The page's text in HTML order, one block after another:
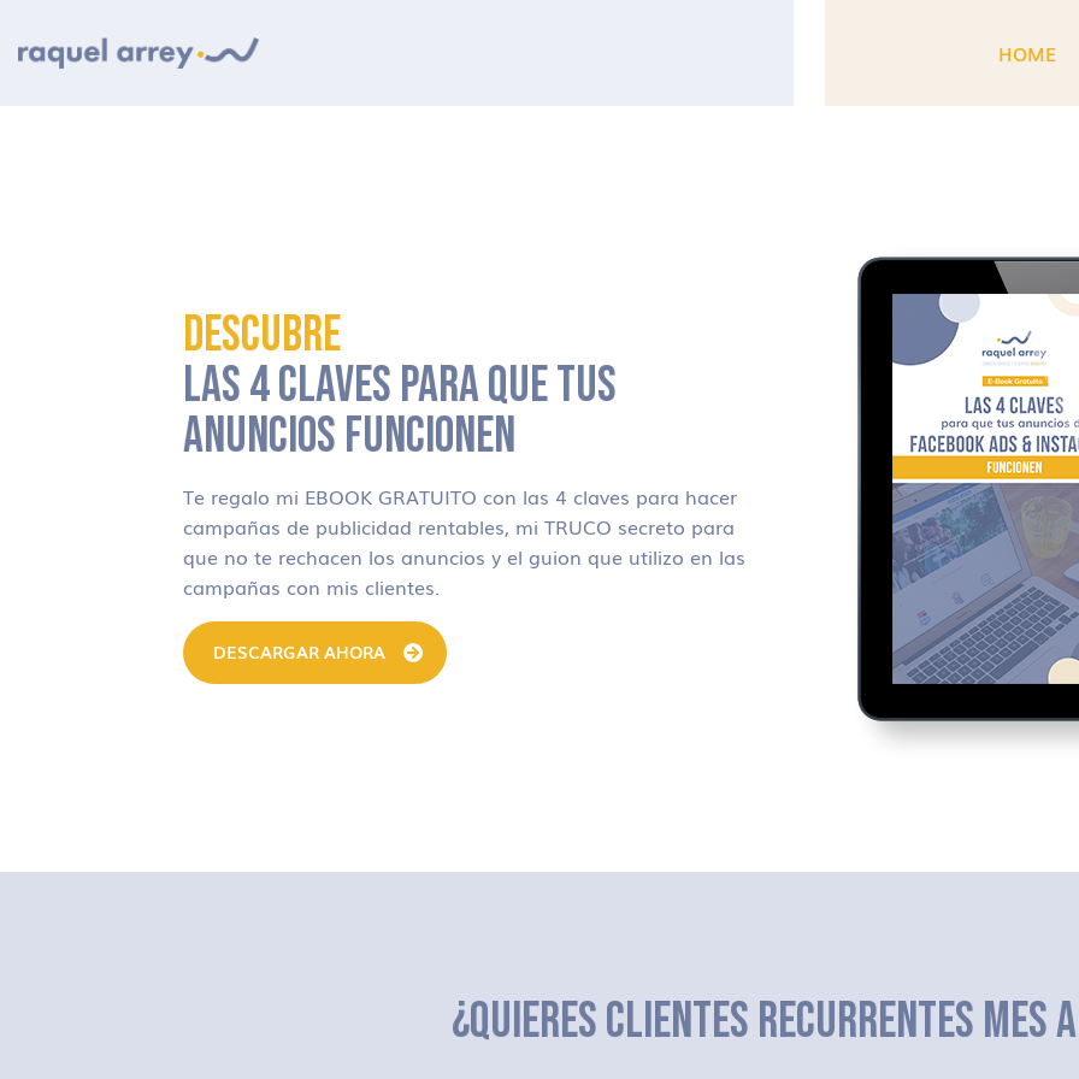
HOME
DESCUBRE
LAS 4 CLAVES PARA QUE TUS
ANUNCIOS FUNCIONEN
Te regalo mi EBOOK GRATUITO con las 4 claves para hacer
campañas de publicidad rentables, mi TRUCO secreto para
que no te rechacen los anuncios y el guion que utilizo en las
campañas con mis clientes.
DESCARGAR AHORA
¿QUIERES CLIENTES RECURRENTES MES